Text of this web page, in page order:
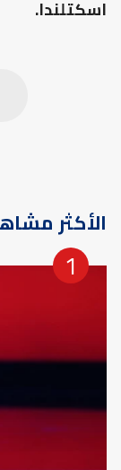
اسكتلندا.
الأكثر